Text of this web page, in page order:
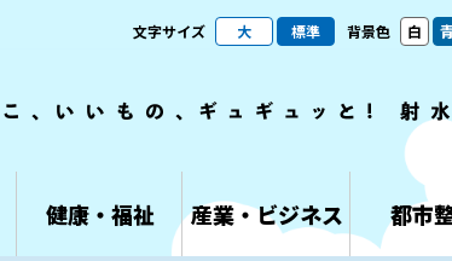
文字サイズ 大 標準 背景色 白 青
健康・福祉 産業・ビジネス 都市